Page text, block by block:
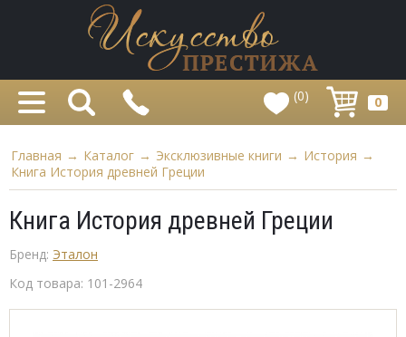
(0) 0
Главная → Каталог → Эксклюзивные книги → История →
Книга История древней Греции
Книга История древней Греции
Бренд: Эталон
Код товара: 101-2964